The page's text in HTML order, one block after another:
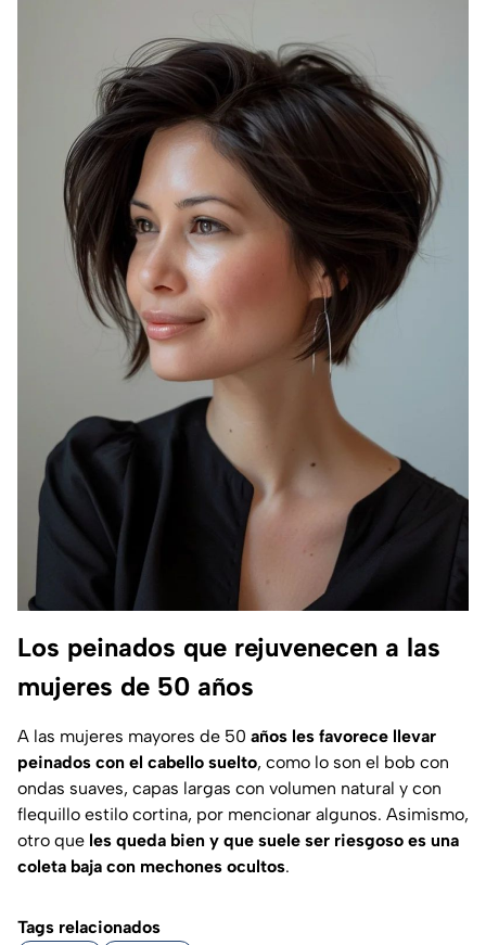
Los peinados que rejuvenecen a las
mujeres de 50 años
A las mujeres mayores de 50 años les favorece llevar
peinados con el cabello suelto, como lo son el bob con
ondas suaves, capas largas con volumen natural y con
flequillo estilo cortina, por mencionar algunos. Asimismo,
otro que les queda bien y que suele ser riesgoso es una
coleta baja con mechones ocultos.
Tags relacionados